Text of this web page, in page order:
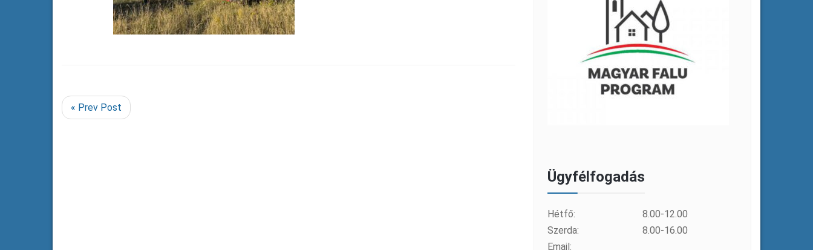
« Prev Post
Ügyfélfogadás
Hétfő:
8.00-12.00
Szerda:
8.00-16.00
Email: